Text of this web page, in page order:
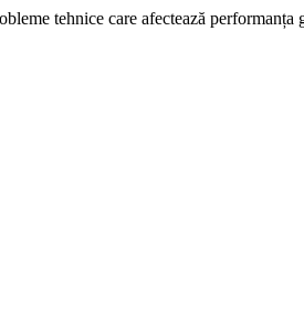
tehnice care afectează